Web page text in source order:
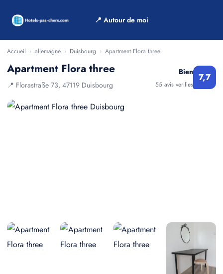
📍 Autour de moi
Accueil › allemagne › Duisbourg › Apartment Flora three
Apartment Flora three
📍 Florastraße 73, 47119 Duisbourg
Bien
55 avis verifies
7,7